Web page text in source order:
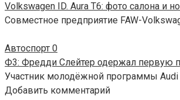
Volkswagen ID. Aura T6: фото салона и
Совместное предприятие FAW-
Автоспорт 0
Ф3: Фредди Слейтер одержал первую
Участник молодёжной программы
Добавить комментарий